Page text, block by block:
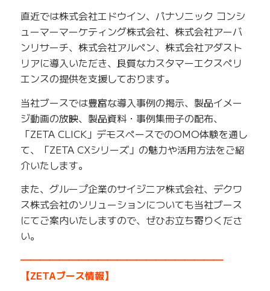
直近では株式会社エドウイン、パナソニック コンシ
ューマーマーケティング株式会社、株式会社アーバ
ンリサーチ、株式会社アルペン、株式会社アダスト
リアに導入いただき、良質なカスタマーエクスペリ
エンスの提供を支援しております。
当社ブースでは豊富な導入事例の掲示、製品イメー
ジ動画の放映、製品資料・事例集冊子の配布、
「ZETA CLICK」デモスペースでのOMO体験を通し
て、「ZETA CXシリーズ」の魅力や活用方法をご紹
介いたします。
また、グループ企業のサイジニア株式会社、デクワ
ス株式会社のソリューションについても当社ブース
にてご案内いたしますので、ぜひお立ち寄りくださ
い。
━━━━━━━━━━━━━━━━━━━━━
【ZETAブース情報】